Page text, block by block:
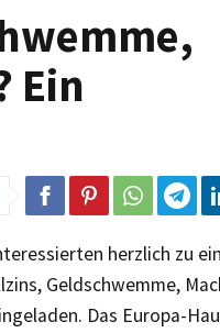
Ein
herzlich zu
Geldschwemme,
Das Europa-